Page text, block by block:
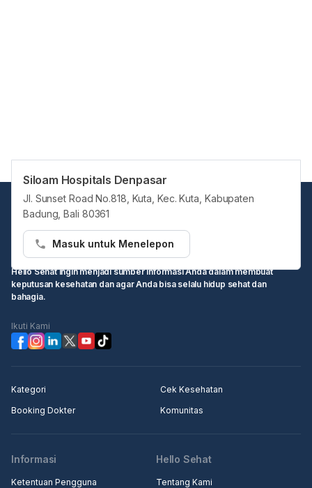
Siloam Hospitals Denpasar
Jl. Sunset Road No.818, Kuta, Kec. Kuta, Kabupaten
Badung, Bali 80361
Masuk untuk Menelepon
Hello Sehat ingin menjadi sumber informasi Anda dalam membuat
keputusan kesehatan dan agar Anda bisa selalu hidup sehat dan
bahagia.
Ikuti Kami
Kategori
Cek Kesehatan
Booking Dokter
Komunitas
Informasi
Ketentuan Pengguna
Hello Sehat
Tentang Kami